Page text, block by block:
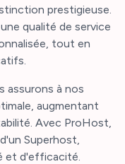
prestigieuse.
qualité de service
tout en
assurons à nos
augmentant
Avec ProHost,
Superhost,
et d'efficacité.